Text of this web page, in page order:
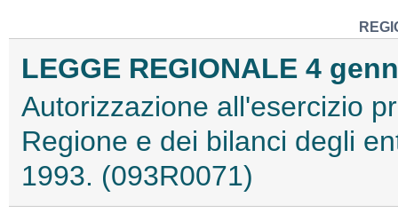
LEGGE REGIONALE 4
Autorizzazione all'esercizio
Regione e dei bilanci degli
1993. (093R0071)